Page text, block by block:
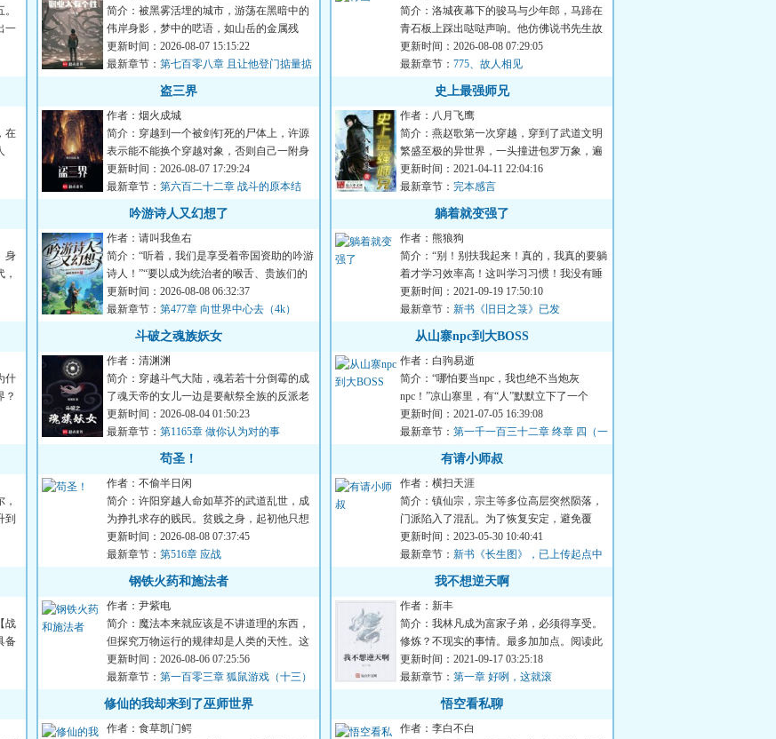
一
在
身
什
？
到
战
备
简介：被黑雾活埋的城市，游荡在黑暗中的
伟岸身影，梦中的呓语，如山岳的金属残
骸，这是一个疯狂的世界，...
更新时间：2026-08-07 15:15:22
最新章节： 第七百零八章 且让他登门掂量掂
盗三界
作者：烟火成城
简介：穿越到一个被剑钉死的尸体上，许源
表示能不能换个穿越对象，否则自己一附身
就又又又死了。面对这位...
更新时间：2026-08-07 17:29:24
最新章节： 第六百二十二章 战斗的原本结
吟游诗人又幻想了
作者：请叫我鱼右
简介：“听着，我们是享受着帝国资助的吟游
诗人！”“要以成为统治者的喉舌、贵族们的
传声筒为己任。既然...
更新时间：2026-08-08 06:32:37
最新章节： 第477章 向世界中心去（4k）
斗破之魂族妖女
作者：清渊渊
简介：穿越斗气大陆，魂若若十分倒霉的成
了魂天帝的女儿一边是要献祭全族的反派老
爹，一边是敌对的天命主...
更新时间：2026-08-04 01:50:23
最新章节： 第1165章 做你认为对的事
苟圣！
作者：不偷半日闲
简介：许阳穿越人命如草芥的武道乱世，成
为挣扎求存的贱民。贫贱之身，起初他只想
活着，吃一口饱饭。直到...
更新时间：2026-08-08 07:37:45
最新章节： 第516章 应战
钢铁火药和施法者
作者：尹紫电
简介：魔法本来就应该是不讲道理的东西，
但探究万物运行的规律却是人类的天性。这
是一个量产型魔法战工具...
更新时间：2026-08-06 07:25:56
最新章节： 第一百零三章 狐鼠游戏（十三）
修仙的我却来到了巫师世界
作者：食草凯门鳄
简介：洛城夜幕下的骏马与少年郎，马蹄在
青石板上踩出哒哒声响。他仿佛说书先生故
事中的人物，从云瀑中来...
更新时间：2026-08-08 07:29:05
最新章节： 775、故人相见
史上最强师兄
作者：八月飞鹰
简介：燕赵歌第一次穿越，穿到了武道文明
繁盛至极的异世界，一头撞进包罗万象，遍
收天下经典的神宫藏书楼...
更新时间：2021-04-11 22:04:16
最新章节： 完本感言
躺着就变强了
作者：熊狼狗
简介：“别！别扶我起来！真的，我真的要躺
着才学习效率高！这叫学习习惯！我没有睡
觉！”懒乃是人类之天...
更新时间：2021-09-19 17:50:10
最新章节： 新书《旧日之箓》已发
从山寨npc到大BOSS
作者：白驹易逝
简介：“哪怕要当npc，我也绝不当炮灰
npc！”凉山寨里，有“人”默默立下了一个
flag。我叫秦书剑。皇皇三...
更新时间：2021-07-05 16:39:08
最新章节： 第一千一百三十二章 终章 四（一
万五千字大章）
有请小师叔
作者：横扫天涯
简介：镇仙宗，宗主等多位高层突然陨落，
门派陷入了混乱。为了恢复安定，避免覆
灭，无奈之下，只好请一直...
更新时间：2023-05-30 10:40:41
最新章节： 新书《长生图》，已上传起点中
我不想逆天啊
作者：新丰
简介：我林凡成为富家子弟，必须得享受。
修炼？不现实的事情。最多加加点。阅读此
书可能带来不适，此书已...
更新时间：2021-09-17 03:25:18
最新章节： 第一章 好咧，这就滚
悟空看私聊
作者：李白不白